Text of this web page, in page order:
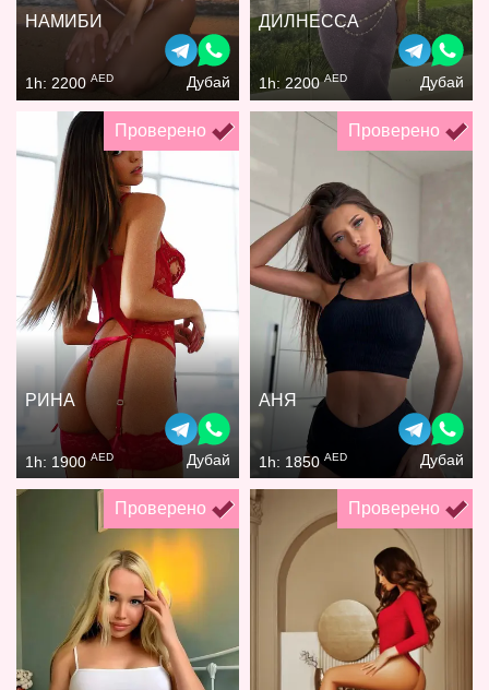
НАМИБИ
1h: 2200 AED Дубай
ДИЛНЕССА
1h: 2200AED Дубай
Проверено
РИНА
1h: 1900 AED Дубай
Проверено
АНЯ
1h: 1850AED Дубай
Проверено Проверено